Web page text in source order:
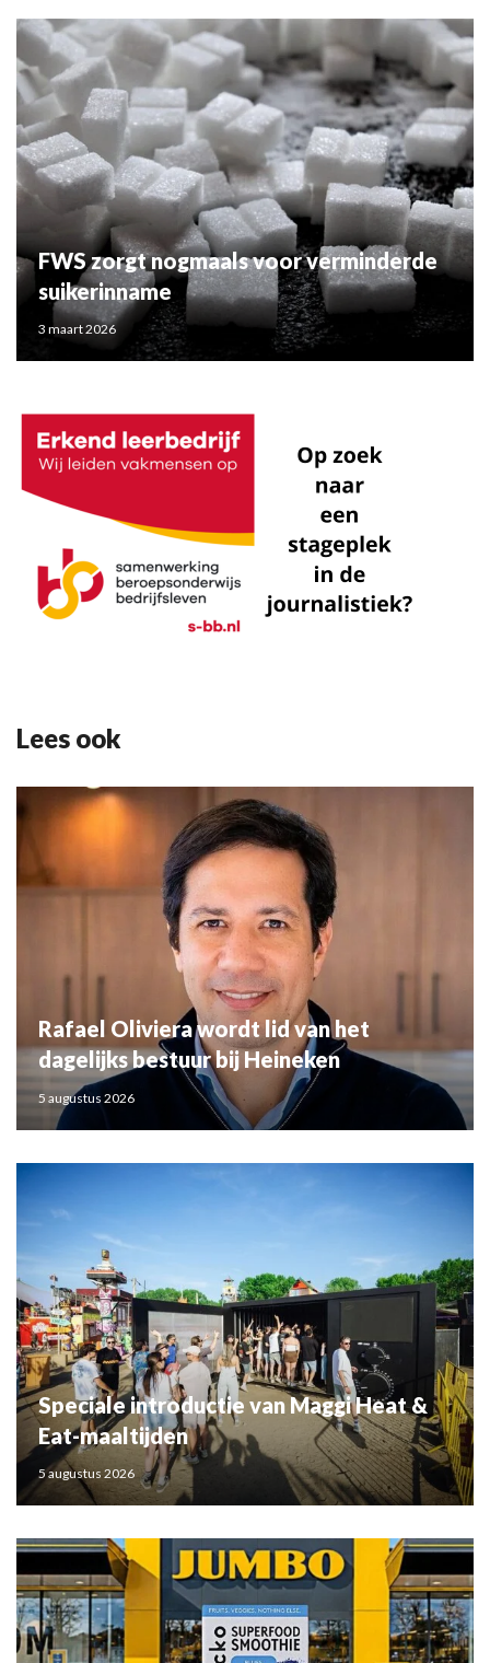
FWS zorgt nogmaals voor verminderde
suikerinname
3 maart 2026
Lees ook
Rafael Oliviera wordt lid van het
dagelijks bestuur bij Heineken
5 augustus 2026
Speciale introductie van Maggi Heat &
Eat-maaltijden
5 augustus 2026